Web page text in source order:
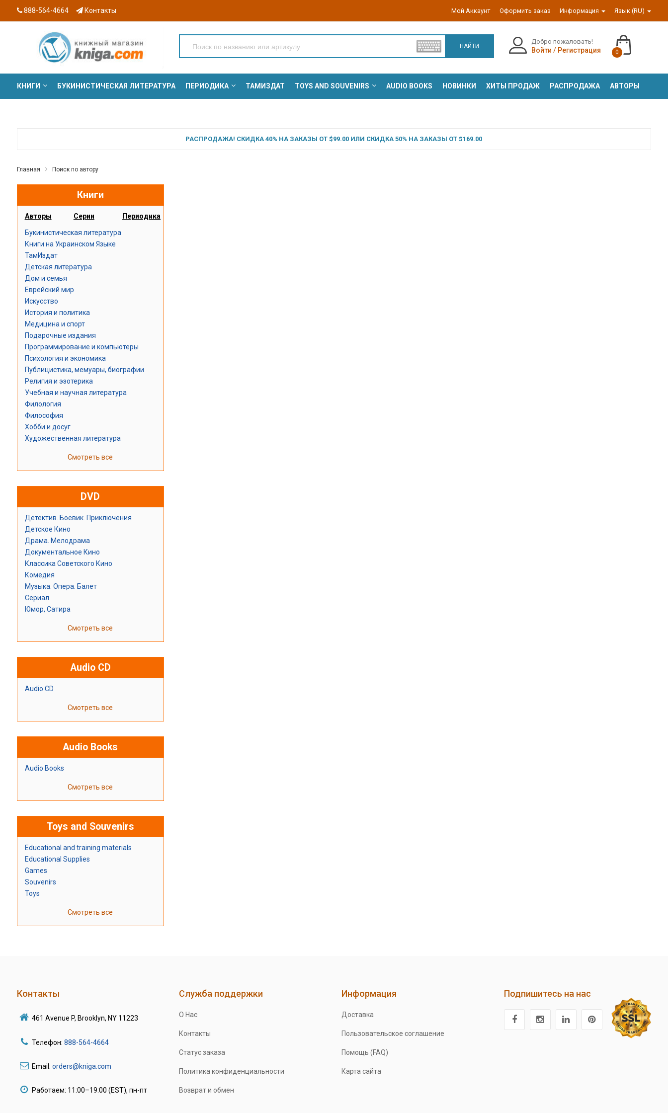
888-564-4664 Контакты Мой Аккаунт Оформить заказ Информация Язык (RU)
НАЙТИ
Добро пожаловать!
Войти / Регистрация 0
КНИГИ БУКИНИСТИЧЕСКАЯ ЛИТЕРАТУРА ПЕРИОДИКА ТАМИЗДАТ TOYS AND SOUVENIRS AUDIO BOOKS НОВИНКИ ХИТЫ ПРОДАЖ РАСПРОДАЖА АВТОРЫ
РАСПРОДАЖА! СКИДКА 40% НА ЗАКАЗЫ ОТ $99.00 ИЛИ СКИДКА 50% НА ЗАКАЗЫ ОТ $169.00
Главная Поиск по автору
Книги
Авторы Серии Периодика
Букинистическая литература
Книги на Украинском Языке
ТамИздат
Детская литература
Дом и семья
Еврейский мир
Искусство
История и политика
Медицина и спорт
Подарочные издания
Программирование и компьютеры
Психология и экономика
Публицистика, мемуары, биографии
Религия и эзотерика
Учебная и научная литература
Филология
Философия
Хобби и досуг
Художественная литература
Смотреть все
DVD
Детектив. Боевик. Приключения
Детское Кино
Драма. Мелодрама
Документальное Кино
Классика Советского Кино
Комедия
Музыка. Опера. Балет
Сериал
Юмор, Сатира
Смотреть все
Audio CD
Audio CD
Смотреть все
Audio Books
Audio Books
Смотреть все
Toys and Souvenirs
Educational and training materials
Educational Supplies
Games
Souvenirs
Toys
Смотреть все
Контакты
461 Avenue P, Brooklyn, NY 11223
Телефон: 888-564-4664
Email: orders@kniga.com
Работаем: 11:00–19:00 (EST), пн-пт
Служба поддержки
О Нас
Контакты
Статус заказа
Политика конфиденциальности
Возврат и обмен
Информация
Доставка
Пользовательское соглашение
Помощь (FAQ)
Карта сайта
Подпишитесь на нас